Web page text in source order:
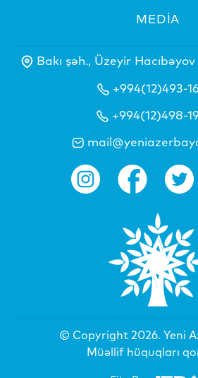
MEDİA
Bakı şəh., Üzeyir
+994(12)493-
+994(12)498-
© Copyright 2026. Yeni
Müəllif hüquqları